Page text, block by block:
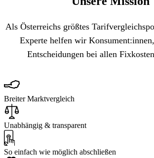
Als Österreichs größtes
Experte helfen wir
Entscheidungen bei allen
Breiter Marktvergleich
Unabhängig & transparent
So einfach wie möglich abschließen